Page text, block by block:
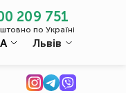
209 751
по Україні
Львів